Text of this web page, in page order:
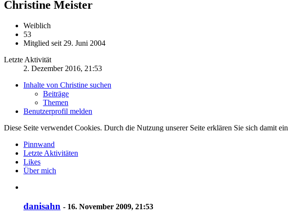
Christine Meister
Weiblich
53
Mitglied seit 29. Juni 2004
Letzte Aktivität
2. Dezember 2016, 21:53
Inhalte von Christine suchen
Beiträge
Themen
Benutzerprofil melden
Diese Seite verwendet Cookies. Durch die Nutzung unserer Seite erklären Sie sich damit
Pinnwand
Letzte Aktivitäten
Likes
Über mich
danisahn - 16. November 2009, 21:53